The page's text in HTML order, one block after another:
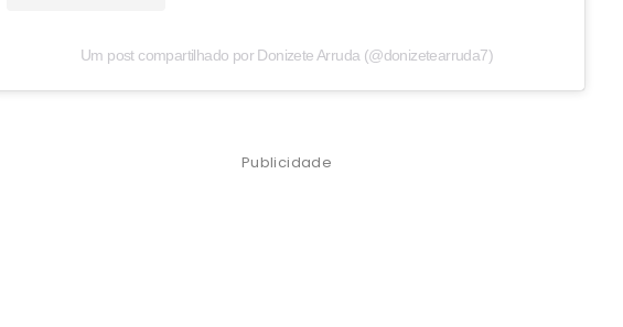
Um post compartilhado por Donizete Arruda (@donizetearruda7)
Publicidade